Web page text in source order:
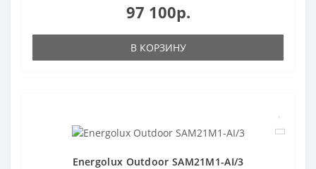
97 100р.
В КОРЗИНУ
Energolux Outdoor SAM21M1-AI/3